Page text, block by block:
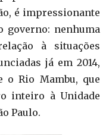
é impressionante
governo: nenhuma
à situações
já em 2014,
o Rio Mambu, que
inteiro à Unidade
Paulo.